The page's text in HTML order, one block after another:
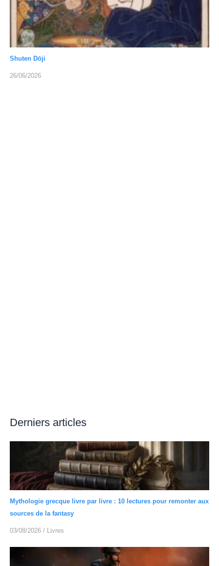
Shuten Dōji
26/06/2026
Derniers articles
Mythologie grecque livre par livre : 10 lectures pour remonter aux
sources de la fantasy
03/08/2026 / Livres